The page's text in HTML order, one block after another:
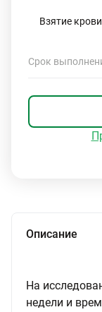
Взятие крови
Срок
Описание
На
недели и